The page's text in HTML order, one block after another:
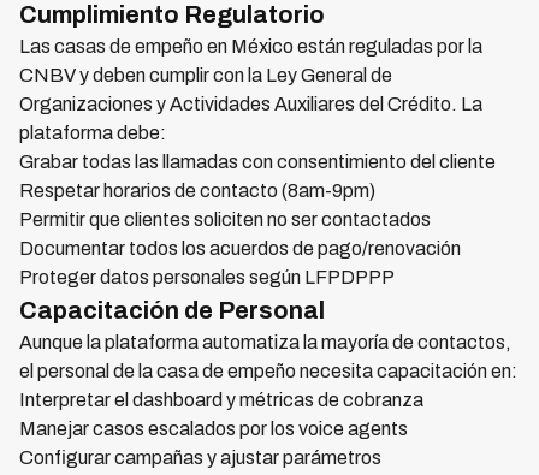
Cumplimiento Regulatorio
Las casas de empeño en México están reguladas por la
CNBV y deben cumplir con la Ley General de
Organizaciones y Actividades Auxiliares del Crédito. La
plataforma debe:
Grabar todas las llamadas con consentimiento del cliente
Respetar horarios de contacto (8am-9pm)
Permitir que clientes soliciten no ser contactados
Documentar todos los acuerdos de pago/renovación
Proteger datos personales según LFPDPPP
Capacitación de Personal
Aunque la plataforma automatiza la mayoría de contactos,
el personal de la casa de empeño necesita capacitación en:
Interpretar el dashboard y métricas de cobranza
Manejar casos escalados por los voice agents
Configurar campañas y ajustar parámetros